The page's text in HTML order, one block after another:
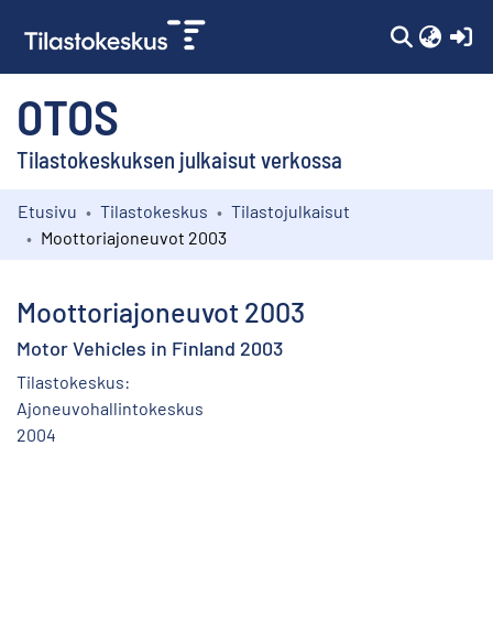
OTOS
Tilastokeskuksen julkaisut verkossa
Kokoelmat
Etusivu Tilastokeskus
Tilastojulkaisut
Moottoriajoneuvot 2003
Moottoriajoneuvot 2003
Motor Vehicles in Finland 2003
Tilastokeskus:
Ajoneuvohallintokeskus
2004